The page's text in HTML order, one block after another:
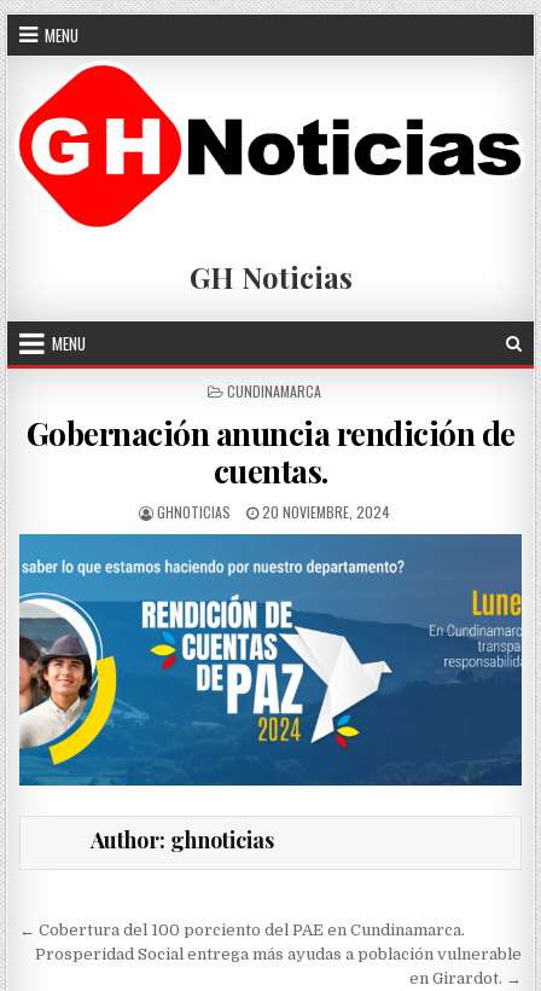
Skip
to
content
MENU
GH Noticias
MENU
POSTED
CUNDINAMARCA
Gobernación anuncia rendición de
cuentas.
AUTHOR:
GHNOTICIAS
PUBLISHED
DATE:
20 NOVIEMBRE, 2024
Author: ghnoticias
Navegación
de
← Cobertura del 100 porciento del PAE en Cundinamarca.
Prosperidad Social entrega más ayudas a población vulnerable
en Girardot. →